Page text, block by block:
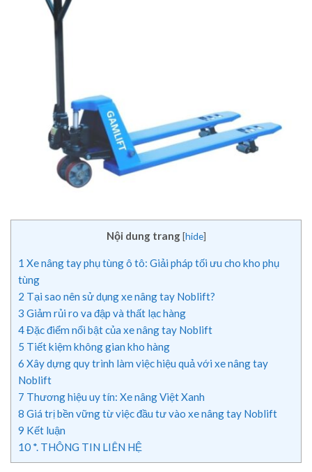
Nội dung trang [hide]
1 Xe nâng tay phụ tùng ô tô: Giải pháp tối ưu cho kho phụ
tùng
2 Tại sao nên sử dụng xe nâng tay Noblift?
3 Giảm rủi ro va đập và thất lạc hàng
4Đặc điểm nổi bật của xe nâng tay Noblift
5 Tiết kiệm không gian kho hàng
6 Xây dựng quy trình làm việc hiệu quả với xe nâng tay
Noblift
7 Thương hiệu uy tín: Xe nâng Việt Xanh
8 Giá trị bền vững từ việc đầu tư vào xe nâng tay Noblift
9 Kết luận
10 *. THÔNG TIN LIÊN HỆ